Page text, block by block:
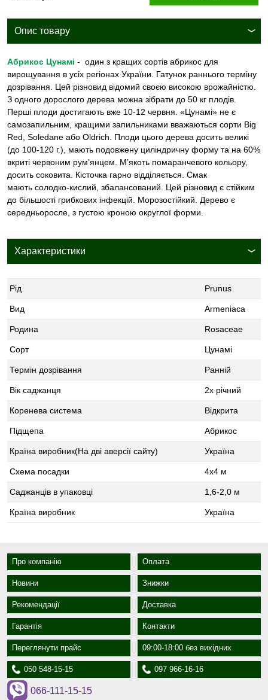
Опис товару
Абрикос Цунамі - один з кращих сортів абрикос для
вирощування в усіх регіонах України. Гатунок раннього терміну
дозрівання. Цей різновид відомий своєю високою врожайністю.
З одного дорослого дерева можна зібрати до 50 кг плодів.
Перші плоди достигають вже 10-12 червня. «Цунамі» не є
самозапильним, кращими запильниками вважаються сорти Big
Red, Soledane або Oldrich. Плоди цього дерева досить великі
(до 100-120 г.), мають подовжену циліндричну форму та на 60%
вкриті червоним рум’янцем. М’якоть помаранчевого кольору,
досить соковита. Кісточка гарно відділяється. Смак
мають солодко-кислий, збалансований. Цей різновид є стійким
до більшості грибкових інфекцій. Морозостійкий. Дерево є
середньоросле, з густою кроною округлої форми.
Характеристики
Рід Prunus
Вид Armeniaca
Родина Rosaceae
Сорт Цунамі
Термін дозрівання Ранній
Вік саджанця 2х річний
Коренева система Відкрита
Підщепа Абрикос
Країна виробник(На дві аверсії сайту) Україна
Схема посадки 4x4 м
Саджанців в упаковці 1,6-2,0 м
Країна виробник Україна
Про компанію Оплата
Новини Знижки
Рекомендації Доставка
Гарантія Контакти
Переглянути прайс 09:00-18:00 без вихідних
050 548-15-15 097 966-16-16
066-111-15-15